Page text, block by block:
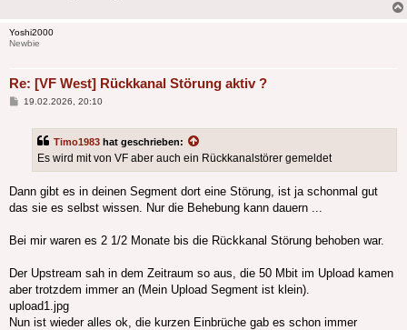
Yoshi2000
Newbie
Re: [VF West] Rückkanal Störung aktiv ?
Beitrag
19.02.2026, 20:10
Timo1983 hat geschrieben:
Es wird mit von VF aber auch ein Rückkanalstörer gemeldet
Dann gibt es in deinen Segment dort eine Störung, ist ja schonmal gut
das sie es selbst wissen. Nur die Behebung kann dauern ...
Bei mir waren es 2 1/2 Monate bis die Rückkanal Störung behoben war.
Der Upstream sah in dem Zeitraum so aus, die 50 Mbit im Upload kamen
aber trotzdem immer an (Mein Upload Segment ist klein).
upload1.jpg
Nun ist wieder alles ok, die kurzen Einbrüche gab es schon immer